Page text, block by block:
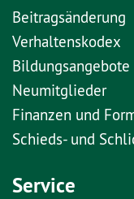
Beitragsänderung
Verhaltenskodex
Bildungsangebote
Neumitglieder
Finanzen und
Schieds- und
Service